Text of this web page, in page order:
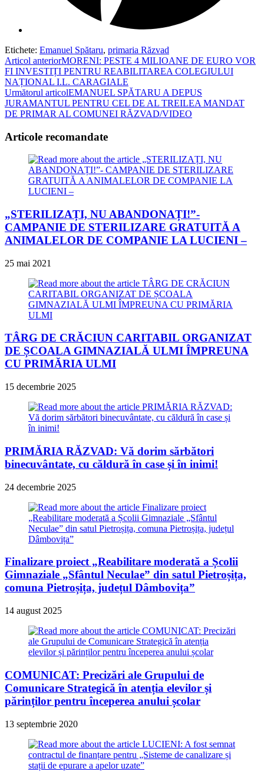
Etichete: Emanuel Spătaru, primaria Răzvad
Read
more
articles
Articol anteriorMORENI: PESTE 4 MILIOANE DE EURO VOR
FI INVESTIȚI PENTRU REABILITAREA COLEGIULUI
NAȚIONAL I.L. CARAGIALE
Următorul articolEMANUEL SPĂTARU A DEPUS
JURAMANTUL PENTRU CEL DE AL TREILEA MANDAT
DE PRIMAR AL COMUNEI RĂZVAD/VIDEO
Articole recomandate
„STERILIZAȚI, NU ABANDONAȚI!”-
CAMPANIE DE STERILIZARE GRATUITĂ A
ANIMALELOR DE COMPANIE LA LUCIENI –
25 mai 2021
TÂRG DE CRĂCIUN CARITABIL ORGANIZAT
DE ȘCOALA GIMNAZIALĂ ULMI ÎMPREUNA
CU PRIMĂRIA ULMI
15 decembrie 2025
PRIMĂRIA RĂZVAD: Vă dorim sărbători
binecuvântate, cu căldură în case și în inimi!
24 decembrie 2025
Finalizare proiect „Reabilitare moderată a Școlii
Gimnaziale „Sfântul Neculae” din satul Pietroșița,
comuna Pietroșița, județul Dâmbovița”
14 august 2025
COMUNICAT: Precizări ale Grupului de
Comunicare Strategică în atenția elevilor și
părinților pentru începerea anului școlar
13 septembrie 2020